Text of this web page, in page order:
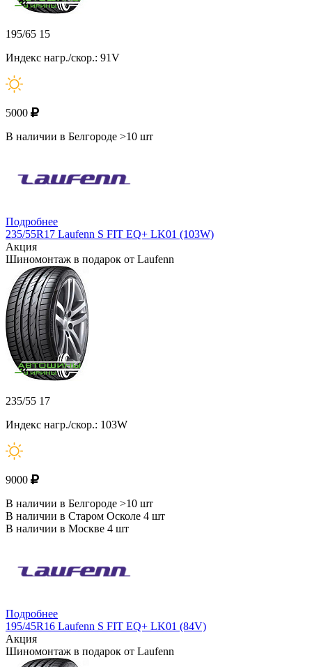
195/65 15
Индекс нагр./скор.: 91V
5000
В наличии в Белгороде >10 шт
Подробнее
235/55R17 Laufenn S FIT EQ+ LK01 (103W)
Акция
Шиномонтаж в подарок от Laufenn
235/55 17
Индекс нагр./скор.: 103W
9000
В наличии в Белгороде >10 шт
В наличии в Старом Осколе 4 шт
В наличии в Москве 4 шт
Подробнее
195/45R16 Laufenn S FIT EQ+ LK01 (84V)
Акция
Шиномонтаж в подарок от Laufenn